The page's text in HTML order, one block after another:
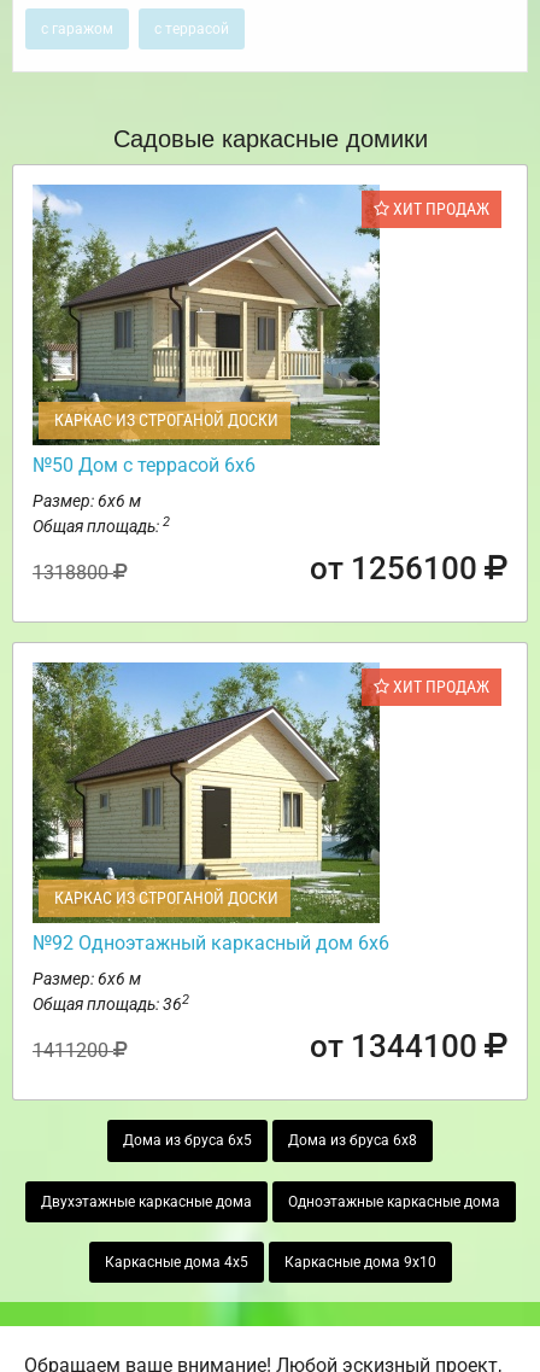
с гаражом с террасой
Садовые каркасные домики
ХИТ ПРОДАЖ
КАРКАС ИЗ СТРОГАНОЙ ДОСКИ
№50 Дом с террасой 6х6
Размер: 6х6 м
Общая площадь: 2
1318800 от 1256100
ХИТ ПРОДАЖ
КАРКАС ИЗ СТРОГАНОЙ ДОСКИ
№92 Одноэтажный каркасный дом 6х6
Размер: 6х6 м
Общая площадь: 362
1411200 от 1344100
Дома из бруса 6х5 Дома из бруса 6х8
Двухэтажные каркасные дома Одноэтажные каркасные дома
Каркасные дома 4х5 Каркасные дома 9х10
Обращаем ваше внимание! Любой эскизный проект,